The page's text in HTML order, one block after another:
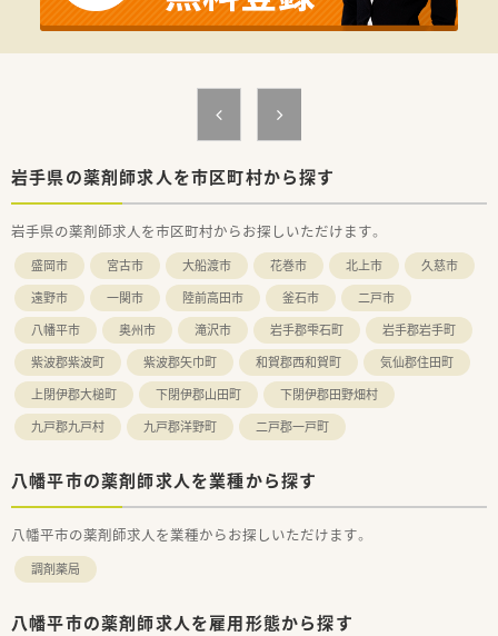
【法人特徴について】
■医療や介護、福祉、保健、ヘルスケアの5つの柱を展開する売上
高4000億円を超える東証プライム上場グループ企業です。
据えており、長期にわたって安心して勤務できる基盤がありま
す。
■充実した研修制度を活用し、自身のスキルアップや資格取得に
向けて自発的に勉強に励んでいる若手薬剤師が活躍していま
す。
■新卒3年以内の定着率が95％という高い水準を維持しており、
経験の浅いスタッフも周囲に支えられながら成長しています。
■ライフステージの変化に合わせた休暇制度が浸透しているた
め、産休や育休を経て復帰したママさん薬剤師も在籍中です。
岩手県の薬剤師求人を市区町村から探す
岩手県の薬剤師求人を市区町村からお探しいただけます。
盛岡市 宮古市 大船渡市 花巻市 北上市
久慈市
遠野市
一関市 陸前高田市 釜石市
二戸市
八幡平市
奥州市 滝沢市 岩手郡雫石町
岩手郡岩手町
紫波郡紫波町
紫波郡矢巾町 和賀郡西和賀町
気仙郡住田町
上閉伊郡大槌町
下閉伊郡山田町
下閉伊郡田野畑村
九戸郡九戸村
九戸郡洋野町 二戸郡一戸町
八幡平市の薬剤師求人を業種から探す
八幡平市の薬剤師求人を業種からお探しいただけます。
調剤薬局
八幡平市の薬剤師求人を雇用形態から探す